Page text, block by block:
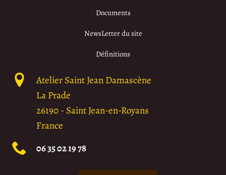
Documents
NewsLetter du site
Définitions
Atelier Saint Jean Damascène
La Prade
26190- Saint Jean-en-Royans
France
06 35 02 19 78